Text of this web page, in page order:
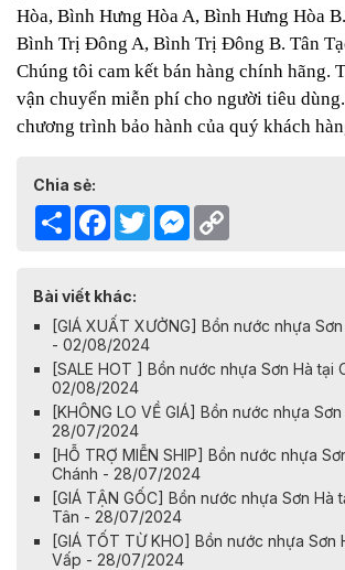
Hòa, Bình Hưng Hòa A, Bình Hưng Hòa
Bình Trị Đông A, Bình Trị Đông B. Tân
Chúng tôi cam kết bán hàng chính hãng.
vận chuyển miễn phí cho người tiêu
chương trình bảo hành của quý khách
Chia sẻ:
Share Facebook
TwitterMessenger
Bài viết khác:
[GIÁ XUẤT XƯỞNG] Bồn nước nhựa
- 02/08/2024
[SALE HOT ] Bồn nước nhựa Sơn Hà tại
02/08/2024
[KHÔNG LO VỀ GIÁ] Bồn nước nhựa
28/07/2024
[HỖ TRỢ MIỄN SHIP] Bồn nước nhựa
Chánh - 28/07/2024
[GIÁ TẬN GỐC] Bồn nước nhựa Sơn Hà
Tân - 28/07/2024
[GIÁ TỐT TỪ KHO] Bồn nước nhựa Sơn
Vấp - 28/07/2024